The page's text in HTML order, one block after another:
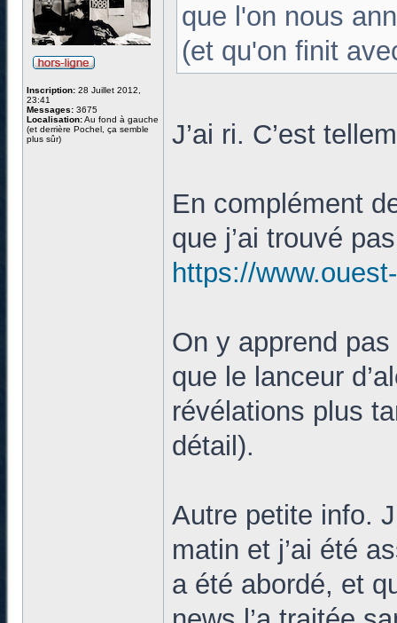
Inscription: 28 Juillet 2012,
23:41
Messages: 3675
Localisation:Au fond à gauche
(et derrière Pochel, ça semble
plus sûr)
que l'on nous
(et qu'on finit
J’ai ri. C’est
En complément
que j’ai trouvé
https://
On y apprend
que le lanceur
révélations plus
détail).
Autre petite info.
matin et j’ai été
a été abordé, et